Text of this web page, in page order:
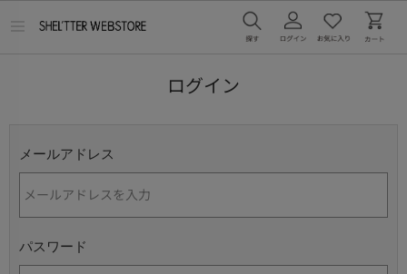
ログイン
メールアドレス
パスワード